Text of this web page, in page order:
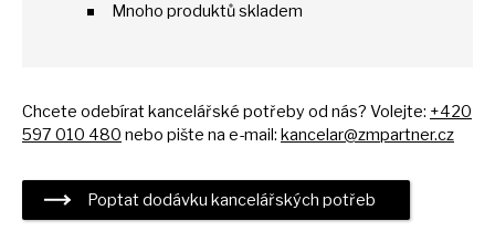
Mnoho produktů skladem
Chcete odebírat kancelářské potřebyod nás? Volejte: +420
597 010 480 nebo pište na e-mail: kancelar@zmpartner.cz
Poptat dodávku kancelářských potřeb